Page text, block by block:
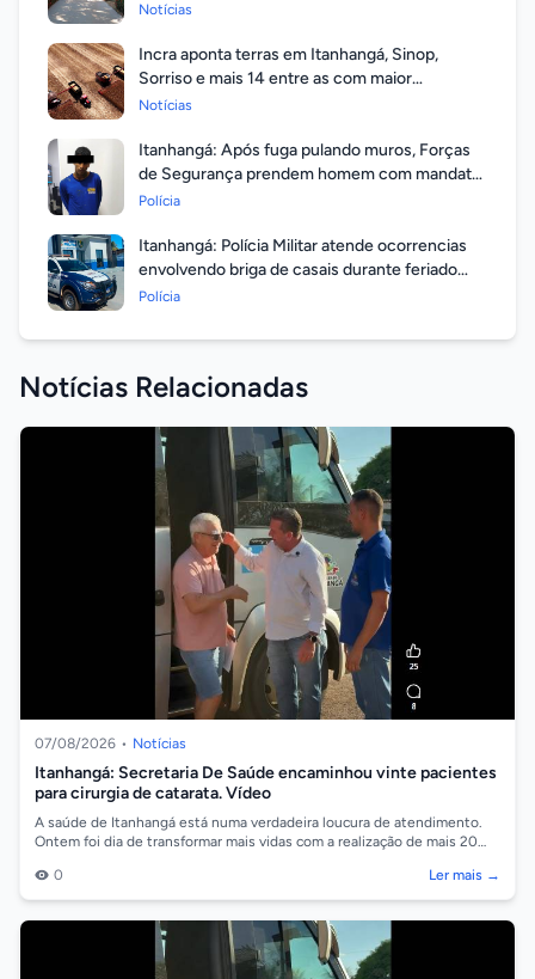
Notícias
Incra aponta terras em Itanhangá, Sinop,
Sorriso e mais 14 entre as com maior
valorização
Notícias
Itanhangá: Após fuga pulando muros, Forças
de Segurança prendem homem com mandato
em aberto por homicídio
Polícia
Itanhangá: Polícia Militar atende ocorrencias
envolvendo briga de casais durante feriado
prolongado
Polícia
Notícias Relacionadas
07/08/2026 • Notícias
Itanhangá: Secretaria De Saúde encaminhou vinte pacientes
para cirurgia de catarata. Vídeo
A saúde de Itanhangá está numa verdadeira loucura de atendimento.
Ontem foi dia de transformar mais vidas com a realização de mais 20
0
Ler mais →